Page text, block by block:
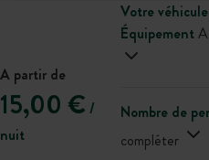
A partir de
15,00 € /
nuit
Votre
Équipement
Nombre de
compléter